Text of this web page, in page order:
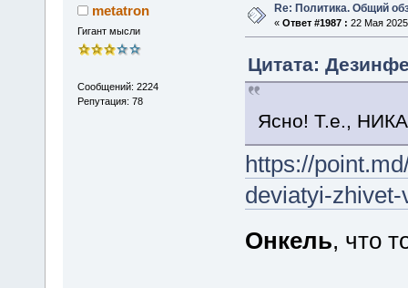
metatron
Гигант мысли
Сообщений: 2224
Репутация: 78
Re: Политика. Общий
« Ответ #1987 : 22 Мая
Цитата:
Ясно! Т.е.,
https://
deviatyi-
Онкель, что